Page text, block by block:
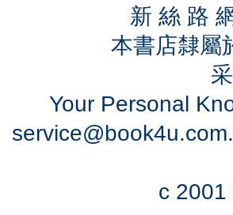
新 絲 路
本書店隸屬
Your Personal
c 2001